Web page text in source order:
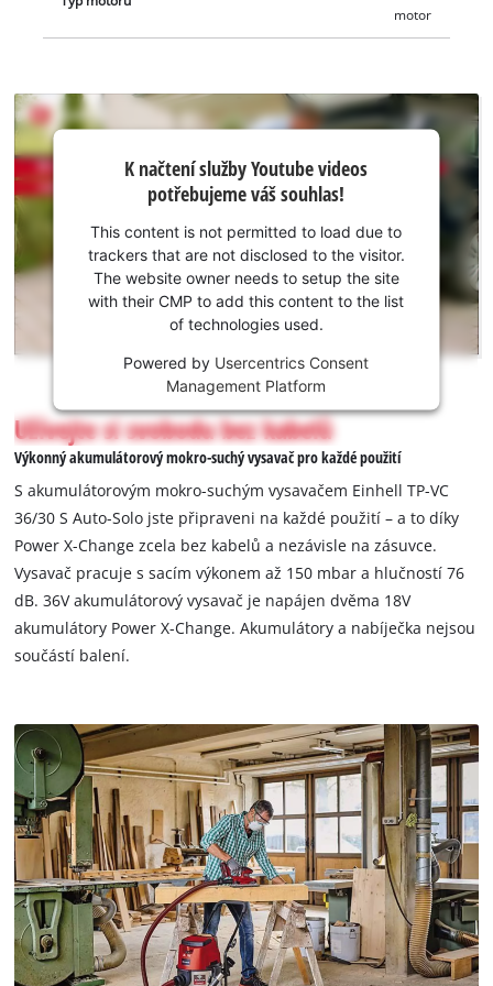
motor
K načtení
služby
Youtube
potřebujeme
váš souhlas!
not
load
due
trackers
that
are
not
disclosed
the
visitor.
owner
needs
to
setup
the
site
with
their
CMP
to
add
K načtení služby Youtube videos
potřebujeme váš souhlas!
This content is not permitted to load due to
trackers that are not disclosed to the visitor.
The website owner needs to setup the site
with their CMP to add this content to the list
of technologies used.
Powered by Usercentrics Consent
Management Platform
Užívejte si svobodu bez kabelů
Výkonný akumulátorový mokro-suchý vysavač pro každé použití
S akumulátorovým mokro-suchým vysavačem Einhell TP-VC
36/30 S Auto-Solo jste připraveni na každé použití – a to díky
Power X-Change zcela bez kabelů a nezávisle na zásuvce.
Vysavač pracuje s sacím výkonem až 150 mbar a hlučností 76
dB. 36V akumulátorový vysavač je napájen dvěma 18V
akumulátory Power X-Change. Akumulátory a nabíječka nejsou
součástí balení.